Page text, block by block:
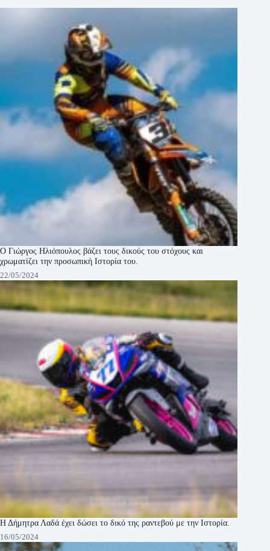
Ο Γιώργος Ηλιόπουλος βάζει τους δικούς του στόχους και
χρωματίζει την προσωπική Ιστορία του.
22/05/2024
Η Δήμητρα Λαδά έχει δώσει το δικό της ραντεβού με την Ιστορία.
16/05/2024